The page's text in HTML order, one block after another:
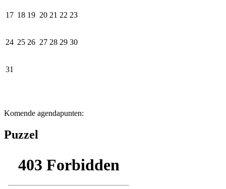
17 18 19 20 21 22 23
24 25 26 27 28 29 30
31
Komende agendapunten:
Puzzel